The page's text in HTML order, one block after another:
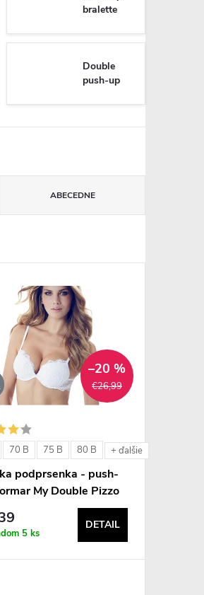
bralette
Double
push-up
ABECEDNE
€26,99
–20 %
70 B 75 B 80 B + ďalšie
podprsenka - push-
My Double Pizzo
5 ks
DETAIL